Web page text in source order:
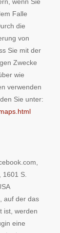
Falle
die
von
Sie mit der
Zwecke
wie
verwenden
Sie unter:
S.
auf der das
ist, werden
eine